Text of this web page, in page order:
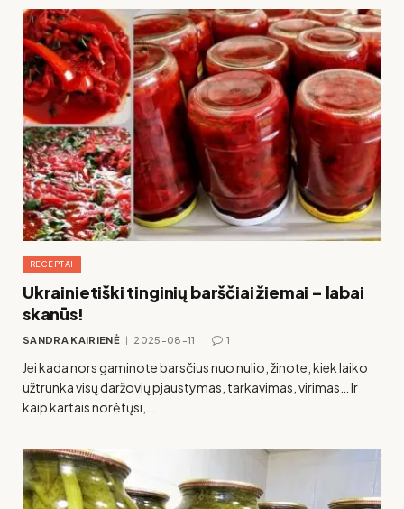
RECEPTAI
Ukrainietiški tinginių barščiai žiemai – labai
skanūs!
SANDRA KAIRIENĖ 2025-08-11 1
Jei kada nors gaminote barsčius nuo nulio, žinote, kiek laiko
užtrunka visų daržovių pjaustymas, tarkavimas, virimas… Ir
kaip kartais norėtųsi,…